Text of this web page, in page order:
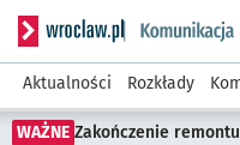
Serwis informacyjny
Aktualności Rozkłady
WAŻNE Zakończenie